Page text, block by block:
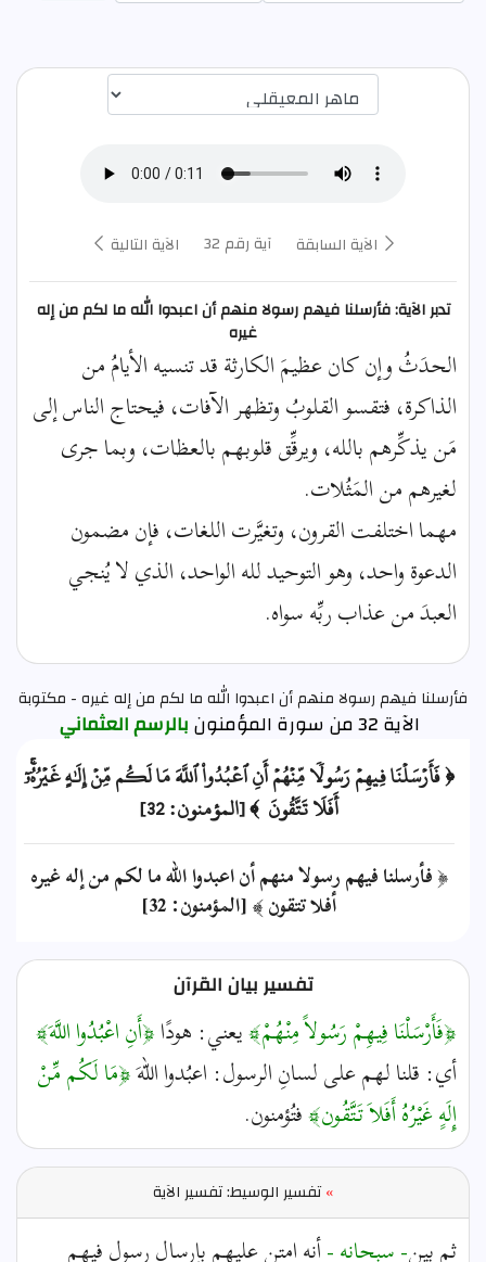
اختيار قارئ الآية
الآية السابقة آية رقم 32 الآية التالية
تدبر الآية: فأرسلنا فيهم رسولا منهم أن اعبدوا الله ما لكم من إله
غيره
الحدَثُ وإن كان عظيمَ الكارثة قد تنسيه الأيامُ من
الذاكرة، فتقسو القلوبُ وتظهر الآفات، فيحتاج الناس إلى
مَن يذكِّرهم بالله، ويرقِّق قلوبهم بالعظات، وبما جرى
لغيرهم من المَثُلات.
مهما اختلفت القرون، وتغيَّرت اللغات، فإن مضمون
الدعوة واحد، وهو التوحيد لله الواحد، الذي لا يُنجي
العبدَ من عذاب ربِّه سواه.
فأرسلنا فيهم رسولا منهم أن اعبدوا الله ما لكم من إله غيره - مكتوبة
الآية 32 من سورة المؤمنون بالرسم العثماني
﴿ فَأَرۡسَلۡنَا فِيهِمۡ رَسُولٗا مِّنۡهُمۡ أَنِ ٱعۡبُدُواْ ٱللَّهَ مَا لَكُم مِّنۡ إِلَٰهٍ غَيۡرُهُۥٓۚ
أَفَلَا تَتَّقُونَ ﴾ [المؤمنون: 32]
﴿ فأرسلنا فيهم رسولا منهم أن اعبدوا الله ما لكم من إله غيره
أفلا تتقون ﴾ [المؤمنون: 32]
تفسير بيان القرآن
﴿فَأَرْسَلْنَا فِيهِمْ رَسُولاً مِنْهُمْ﴾يعني: هودًا﴿أَنِ اعْبُدُوا اللَّهَ﴾
أي: قلنا لهم على لسانِ الرسول: اعبُدوا اللهَ﴿مَا لَكُم مِّنْ
إِلَهٍ غَيْرُهُ أَفَلاَ تَتَّقُون﴾فتُؤمنون.
»تفسير الوسيط: تفسير الآية
ثم بين- سبحانه -أنه امتن عليهم بإرسال رسول فيهم